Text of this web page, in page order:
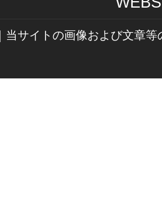
｜当サイトの画像および文章